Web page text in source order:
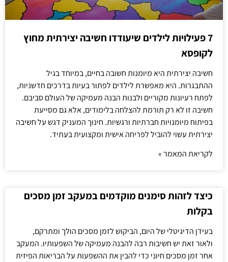
7 פעילויות לילדים שיעודדו חשיבה יצירתית מחוץ
לקופסא
חשיבה יצירתית היא מיומנות חשובה בחיים, במיוחד בגיל
ההתבגרות. היא מאפשרת לילדים לפתור בעיות בדרכים חדשניות,
לפתח רעיונות מקוריים ולבנות הבנה מעמיקה של העולם סביבם.
חשיבה זו לא רק תורמת להצלחה בלימודים, אלא גם מסייעת
בפיתוח מיומנויות חברתיות ורגשיות. חינוך המעניק דגש על חשיבה
יצירתית עשוי להוביל לפריחה אישית ומקצועית בעתיד.
לקריאת המאמר »
כיצד לזהות סימנים מוקדמים במעקב זמן מסכים
בקלות
בעידן הדיגיטלי של היום, הביקוש לזמן מסכים הולך ומתרקם,
ולאור זאת יש חשיבות רבה להבנה מעמיקה של השפעותיו. המעקב
אחר זמן מסכים חיוני כדי להבין את ההשפעות על הבריאות הפיזית